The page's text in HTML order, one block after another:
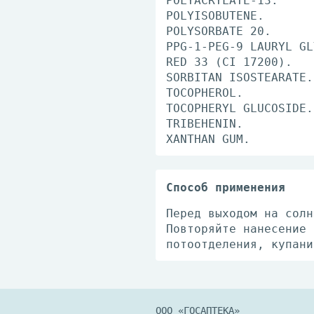
POLYISOBUTENE.
POLYSORBATE 20.
PPG-1-PEG-9 LAURYL
RED 33 (CI 17200).
SORBITAN ISOSTEARATE.
TOCOPHEROL.
TOCOPHERYL GLUCOSIDE.
TRIBEHENIN.
XANTHAN GUM.
Способ применения
Перед выходом на
Повторяйте
потоотделения,
ООО «ГОСАПТЕКА»